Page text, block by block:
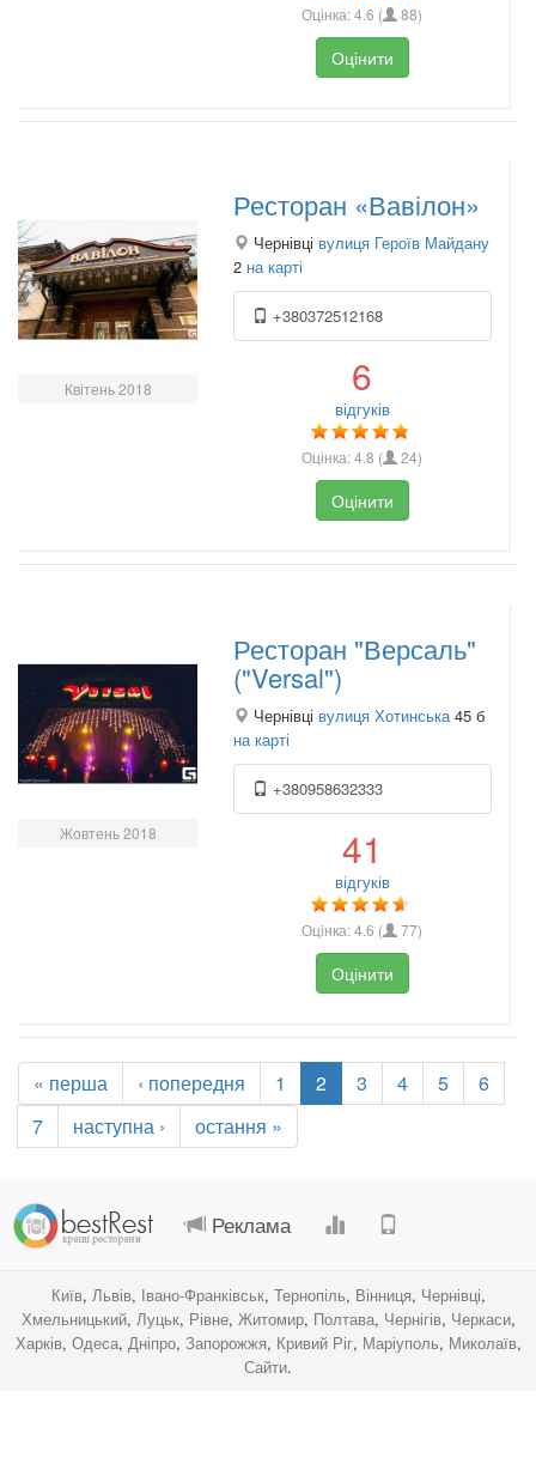
Оцінка:4.6 ( 88)
Оцінити
Квітень 2018
Ресторан «Вавілон»
Чернівці вулиця Героїв Майдану
2 на карті
+380372512168
6
відгуків
Оцінка:4.8 ( 24)
Оцінити
Жовтень 2018
Ресторан "Версаль"
("Versal")
Чернівці вулиця Хотинська 45 б
на карті
+380958632333
41
відгуків
Оцінка:4.6 ( 77)
Оцінити
« перша ‹ попередня 1 2 3 4 5
6
7
наступна › остання »
Реклама
Київ, Львів, Івано-Франківськ, Тернопіль, Вінниця, Чернівці,
Хмельницький, Луцьк, Рівне, Житомир, Полтава, Чернігів, Черкаси,
Харків, Одеса, Дніпро, Запорожжя, Кривий Ріг, Маріуполь, Миколаїв,
Сайти.